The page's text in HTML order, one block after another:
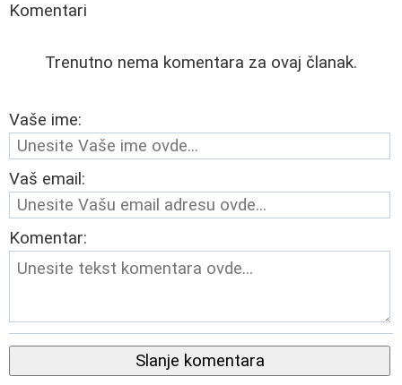
Komentari
Trenutno nema komentara za ovaj članak.
Vaše ime:
Vaš email:
Komentar:
Slanje komentara